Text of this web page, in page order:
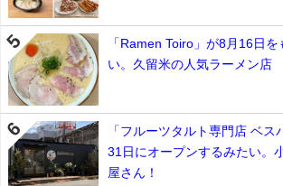
「Ramen Toiro」が8月16日
い。久留米の人気ラーメン店
「フルーツタルト専門店 ベス
31日にオープンするみたい。
屋さん！